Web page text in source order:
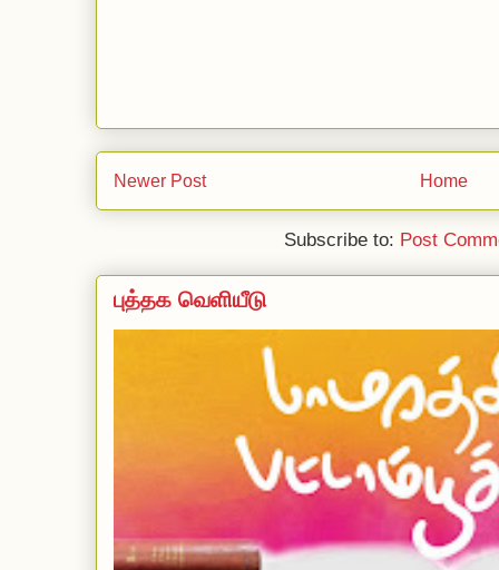
Newer Post Home
Subscribe to: Post
புத்தக வெளியீடு